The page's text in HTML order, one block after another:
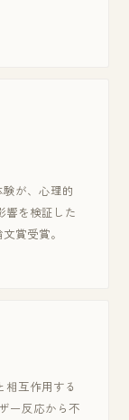
が、心理的
響を検証した
賞受賞。
互作用する
ー反応から不